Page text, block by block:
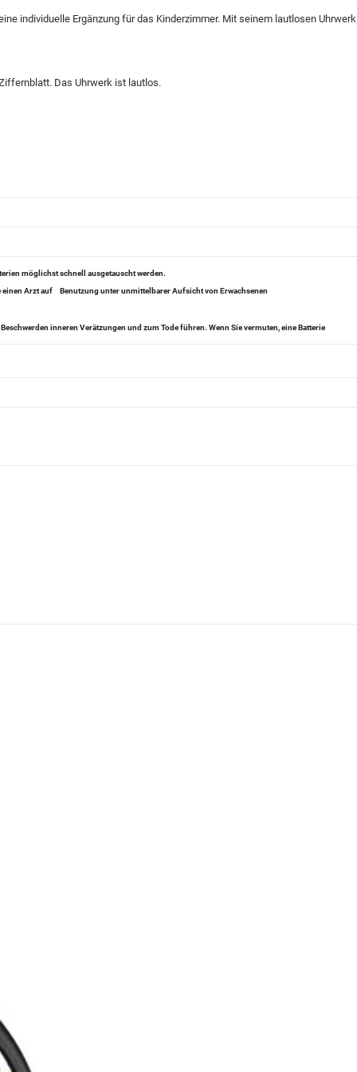
individuelle Ergänzung für das Kinderzimmer. Mit seinem lautlosen Uhrwerk
Das Uhrwerk ist lautlos.
möglichst schnell ausgetauscht werden.
einen Arzt auf Benutzung unter unmittelbarer Aufsicht von Erwachsenen
inneren Verätzungen und zum Tode führen. Wenn Sie vermuten, eine Batterie